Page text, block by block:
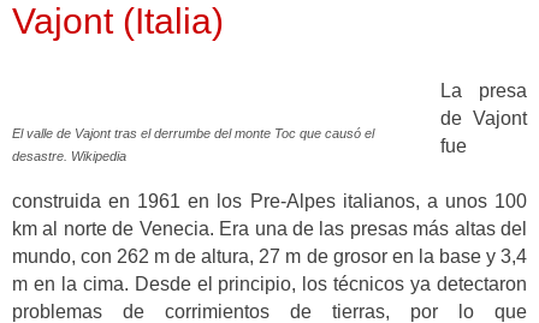
Vajont (Italia)
El valle de Vajont tras el derrumbe del monte Toc que causó el
desastre. Wikipedia
La presa
de Vajont
fue
construida en 1961 en los Pre-Alpes italianos, a unos 100
km al norte de Venecia. Era una de las presas más altas del
mundo, con 262 m de altura, 27 m de grosor en la base y 3,4
m en la cima. Desde el principio, los técnicos ya detectaron
problemas de corrimientos de tierras, por lo que